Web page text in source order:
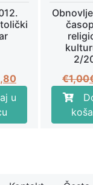
u
2/
€1,00